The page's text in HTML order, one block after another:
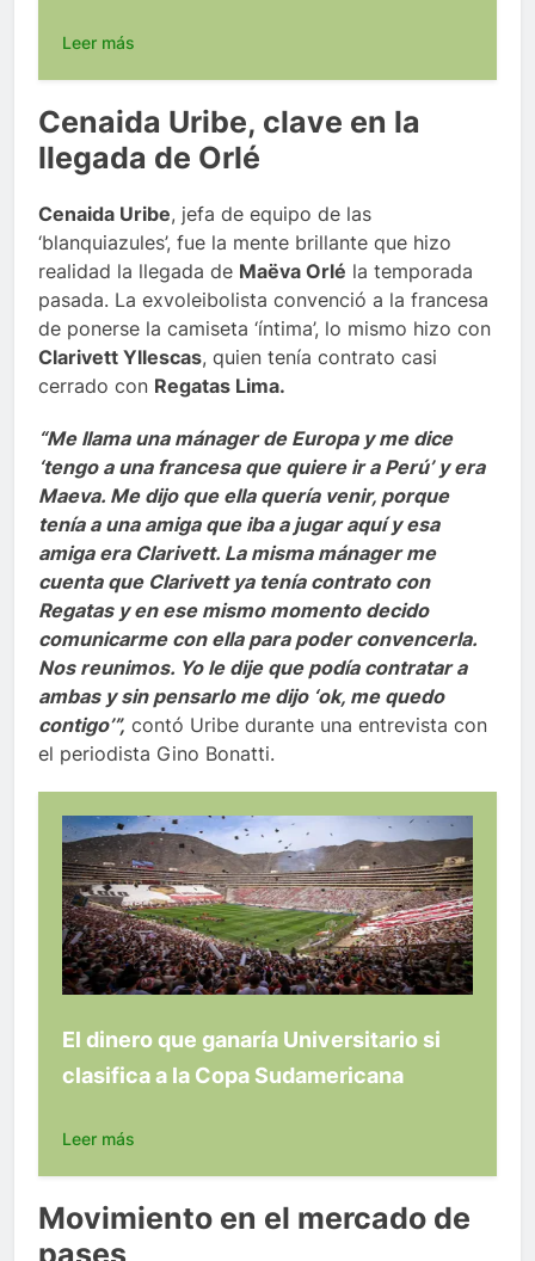
Leer más
Cenaida Uribe, clave en la
llegada de Orlé
Cenaida Uribe, jefa de equipo de las
‘blanquiazules’, fue la mente brillante que hizo
realidad la llegada de Maëva Orlé la temporada
pasada. La exvoleibolista convenció a la francesa
de ponerse la camiseta ‘íntima’, lo mismo hizo con
Clarivett Yllescas, quien tenía contrato casi
cerrado con Regatas Lima.
“Me llama una mánager de Europa y me dice
‘tengo a una francesa que quiere ir a Perú’ y era
Maeva. Me dijo que ella quería venir, porque
tenía a una amiga que iba a jugar aquí y esa
amiga era Clarivett. La misma mánager me
cuenta que Clarivett ya tenía contrato con
Regatas y en ese mismo momento decido
comunicarme con ella para poder convencerla.
Nos reunimos. Yo le dije que podía contratar a
ambas y sin pensarlo me dijo ‘ok, me quedo
contigo’”, contó Uribe durante una entrevista con
el periodista Gino Bonatti.
El dinero que ganaría Universitario si
clasifica a la Copa Sudamericana
Leer más
Movimiento en el mercado de
pases